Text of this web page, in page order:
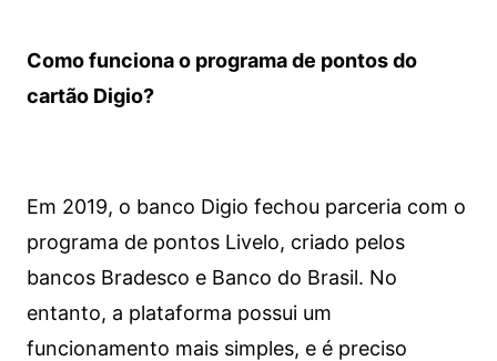
Como funciona o programa de pontos do
cartão Digio?
Em 2019, o banco Digio fechou parceria com o
programa de pontos Livelo, criado pelos
bancos Bradesco e Banco do Brasil. No
entanto, a plataforma possui um
funcionamento mais simples, e é preciso